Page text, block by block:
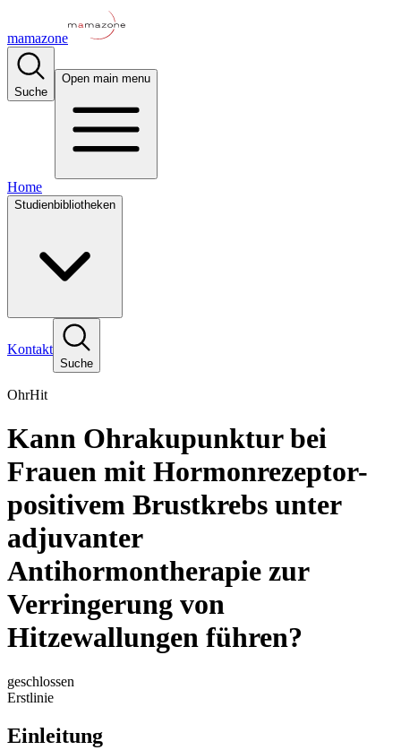
mamazone
Suche
Open main menu
Home
Studienbibliotheken
Kontakt
Suche
OhrHit
Kann Ohrakupunktur bei
Frauen mit Hormonrezeptor-
positivem Brustkrebs unter
adjuvanter
Antihormontherapie zur
Verringerung von
Hitzewallungen führen?
geschlossen
Erstlinie
Einleitung